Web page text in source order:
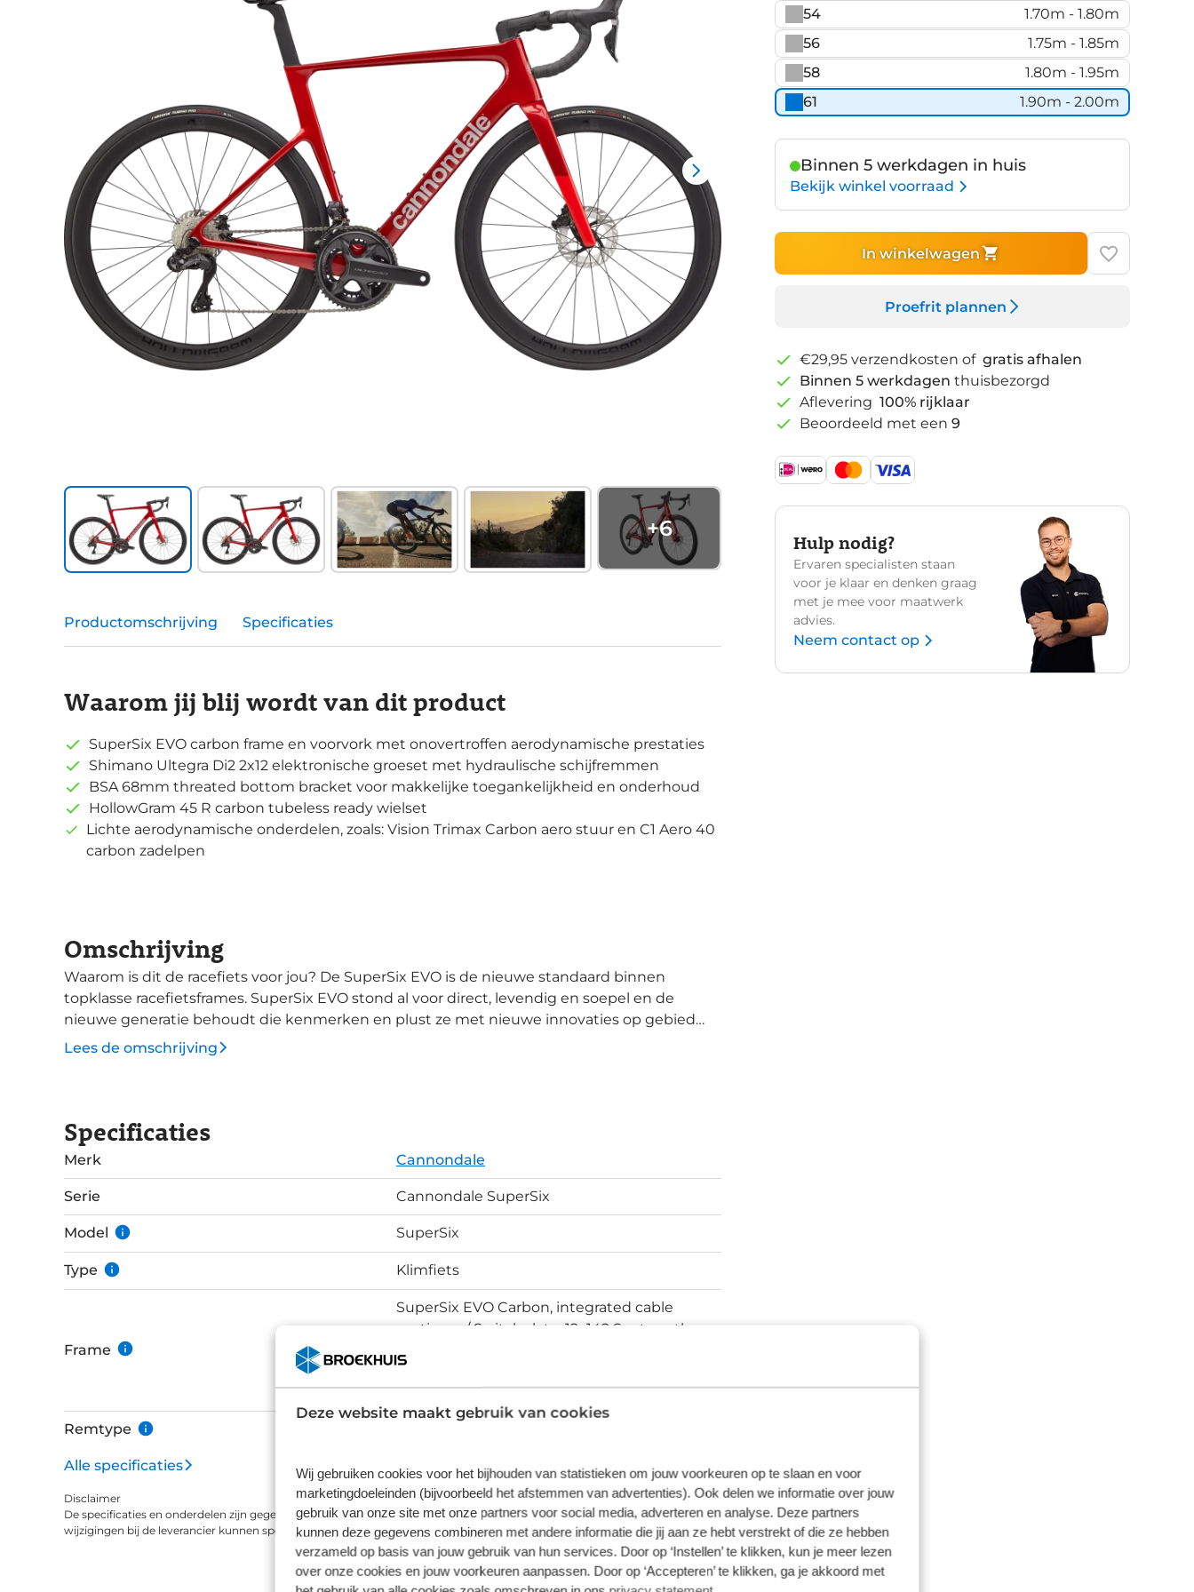
Deze website maakt gebruik van cookies
Wij gebruiken cookies voor het bijhouden van statistieken om jouw voorkeuren op te slaan en voor
marketingdoeleinden (bijvoorbeeld het afstemmen van advertenties). Ook delen we informatie over jouw
gebruik van onze site met onze partners voor social media, adverteren en analyse. Deze partners
kunnen deze gegevens combineren met andere informatie die jij aan ze hebt verstrekt of die ze hebben
verzameld op basis van jouw gebruik van hun services. Door op ‘Instellen’ te klikken, kun je meer lezen
over onze cookies en jouw voorkeuren aanpassen. Door op ‘Accepteren’ te klikken, ga je akkoord met
+6
54
1.70m - 1.80m
56
1.75m - 1.85m
58
1.80m - 1.95m
61
1.90m - 2.00m
Binnen 5 werkdagen in huis
Bekijk winkel voorraad
In winkelwagen
Proefrit plannen
€29,95 verzendkosten of gratis afhalen
Binnen 5 werkdagen thuisbezorgd
Aflevering 100% rijklaar
Beoordeeld met een 9
Hulp nodig?
Ervaren specialisten staan
voor je klaar en denken graag
met je mee voor maatwerk
advies.
Neem contact op
Productomschrijving Specificaties
Waarom jij blij wordt van dit product
SuperSix EVO carbon frame en voorvork met onovertroffen aerodynamische prestaties
Shimano Ultegra Di2 2x12 elektronische groeset met hydraulische schijfremmen
BSA 68mm threated bottom bracket voor makkelijke toegankelijkheid en onderhoud
HollowGram 45 R carbon tubeless ready wielset
Lichte aerodynamische onderdelen, zoals: Vision Trimax Carbon aero stuur en C1 Aero 40
carbon zadelpen
Omschrijving
Waarom is dit de racefiets voor jou? De SuperSix EVO is de nieuwe standaard binnen
topklasse racefietsframes. SuperSix EVO stond al voor direct, levendig en soepel en de
nieuwe generatie behoudt die kenmerken en plust ze met nieuwe innovaties op gebied
van gewicht en aerodynamica. Met de SuperSix EVO ga jij voor genadeloze topprestaties. De
aerodynamica lat is opnieuw hoger gelegd door Cannondale. Een lagere weerstand die je
Cannondale met die wet. Kies dus niet meer voor aero óf licht, kies gewoon voor het beste
van beide. Ook de looks hebben een flinke boost gekregen. Niet alleen qua vorm van het
frame, maar ook wat betreft kleurkeuze en afwerking. Interne bekabeling, prachtige
geïntegreerde zadelbuis en meer oogstrelende details. Deze Carbon 2 is gemaakt van
hoogwaardig carbon en afgemonteerd met Shimano Ultegra Di2 elektronisch
schakelsysteem en hydraulische schijfremmen. Een Vison Trimax Carbon aerostuur,
HollowGram 45 R carbon tubeless ready wielen, C1 Aero carbon zadelpen en Prologo
Dimension STN NDR zadel met rvs rails maken de snelheidsgerichte afwerking compleet.
Lees de omschrijving
Specificaties
Merk Cannondale
Serie Cannondale SuperSix
Model SuperSix
Type Klimfiets
Frame
SuperSix EVO Carbon, integrated cable
routing w/ Switchplate, 12x142 Syntace thru-
disc, integrated seat binder, SmartSense
compatible
Remtype
Alle specificaties
Disclaimer
De specificaties en onderdelen zijn gegeven op basis van aanlevering van de leverancier. Op basis van beschikbaarheid of
wijzigingen bij de leverancier kunnen specificaties afwijken.